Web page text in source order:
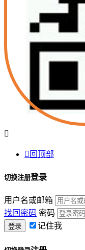

 回顶部
切换注册登录
用户名或邮箱
找回密码 密码
记住我